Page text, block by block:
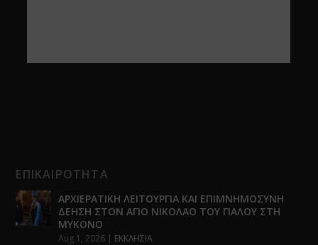
ΕΠΙΚΑΙΡΟΤΗΤΑ
ΑΡΧΙΕΡΑΤΙΚΗ ΛΕΙΤΟΥΡΓΙΑ ΚΑΙ ΕΠΙΜΝΗΜΟΣΥΝΗ
ΔΕΗΣΗ ΣΤΟΝ ΑΓΙΟ ΝΙΚΟΛΑΟ ΤΟΥ ΓΙΑΛΟΥ ΣΤΗ
ΜΥΚΟΝΟ
Aug 1, 2026 | ΕΚΚΛΗΣΙΑ